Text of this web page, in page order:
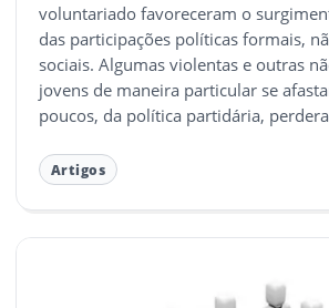
voluntariado favoreceram o
das participações políticas formais,
sociais. Algumas violentas e outras
jovens de maneira particular se
poucos, da política partidária,
Artigos